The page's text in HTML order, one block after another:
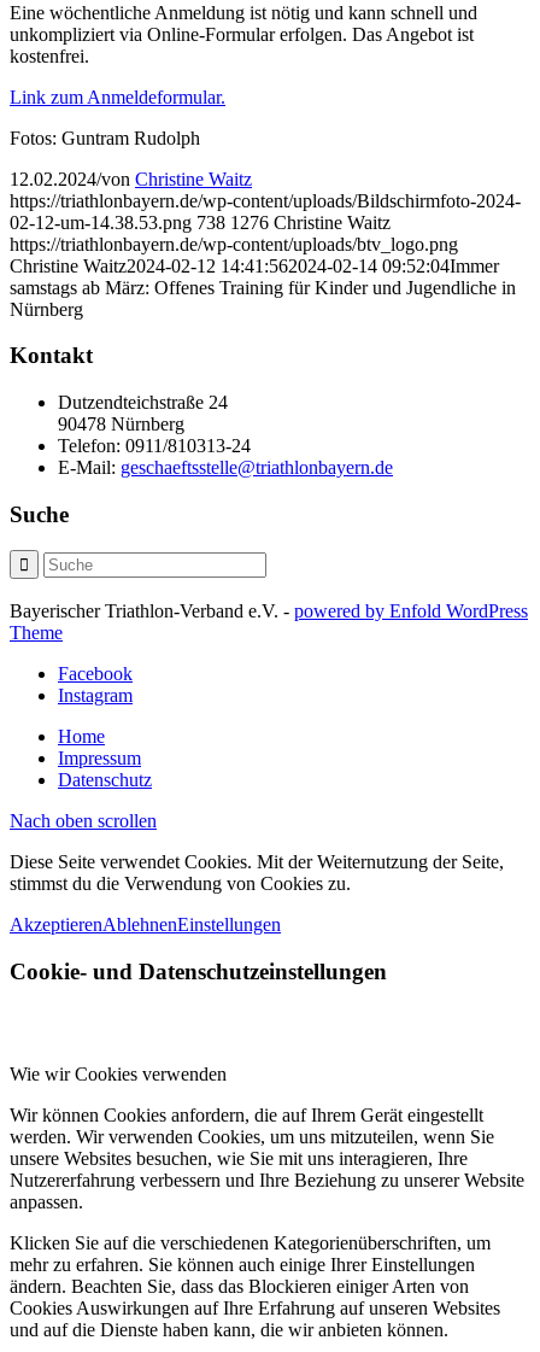
Eine wöchentliche Anmeldung ist nötig und kann schnell und
unkompliziert via Online-Formular erfolgen. Das Angebot ist
kostenfrei.
Link zum Anmeldeformular.
Fotos: Guntram Rudolph
12.02.2024/von Christine Waitz
https://triathlonbayern.de/wp-content/uploads/Bildschirmfoto-2024-
02-12-um-14.38.53.png 738 1276 Christine Waitz
https://triathlonbayern.de/wp-content/uploads/btv_logo.png
Christine Waitz2024-02-12 14:41:562024-02-14 09:52:04Immer
samstags ab März: Offenes Training für Kinder und Jugendliche in
Nürnberg
Kontakt
Dutzendteichstraße 24
90478 Nürnberg
Telefon: 0911/810313-24
E-Mail: geschaeftsstelle@triathlonbayern.de
Suche
Bayerischer Triathlon-Verband e.V. - powered by Enfold WordPress
Theme
Facebook
Instagram
Home
Impressum
Datenschutz
Nach oben scrollen
Diese Seite verwendet Cookies. Mit der Weiternutzung der Seite,
stimmst du die Verwendung von Cookies zu.
AkzeptierenAblehnenEinstellungen
Cookie- und Datenschutzeinstellungen
Wie wir Cookies verwenden
Wir können Cookies anfordern, die auf Ihrem Gerät eingestellt
werden. Wir verwenden Cookies, um uns mitzuteilen, wenn Sie
unsere Websites besuchen, wie Sie mit uns interagieren, Ihre
Nutzererfahrung verbessern und Ihre Beziehung zu unserer Website
anpassen.
Klicken Sie auf die verschiedenen Kategorienüberschriften, um
mehr zu erfahren. Sie können auch einige Ihrer Einstellungen
ändern. Beachten Sie, dass das Blockieren einiger Arten von
Cookies Auswirkungen auf Ihre Erfahrung auf unseren Websites
und auf die Dienste haben kann, die wir anbieten können.